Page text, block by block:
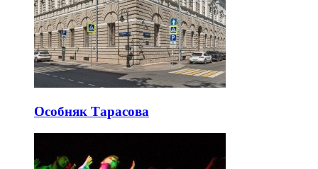
Особняк Тарасова